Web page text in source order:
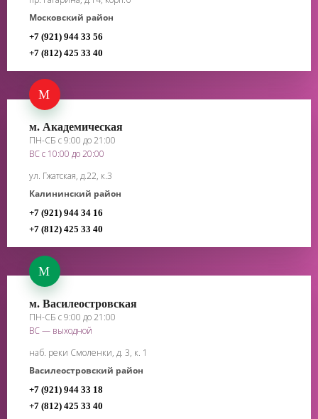
Московский район
+7 (921) 944 33 56
+7 (812) 425 33 40
М
м. Академическая
ПН-СБ с 9:00 до 21:00
ВС с 10:00 до 20:00
ул. Гжатская, д.22, к.3
Калининский район
+7 (921) 944 34 16
+7 (812) 425 33 40
М
м. Василеостровская
ПН-СБ с 9:00 до 21:00
ВС — выходной
наб. реки Смоленки, д. 3, к. 1
Василеостровский район
+7 (921) 944 33 18
+7 (812) 425 33 40